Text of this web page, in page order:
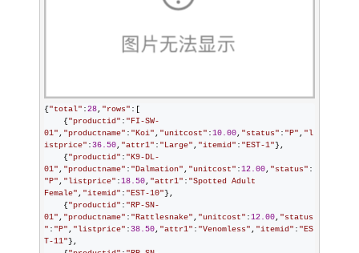
{"total" :28, "rows" :[
    {
"productid" : "FI-SW-
01", "productname" : "Koi", "unitcost" :10.00, "status" : "P", "l
istprice" :36.50, "attr1" : "Large", "itemid" : "EST-1"},
    {
"productid" : "K9-DL-
01", "productname" : "Dalmation", "unitcost" :12.00, "status" :
"P", "listprice" :18.50, "attr1" : "Spotted Adult
Female", "itemid" : "EST-10"},
    {
"productid" : "RP-SN-
01", "productname" : "Rattlesnake", "unitcost" :12.00, "status
" : "P", "listprice" :38.50, "attr1" : "Venomless", "itemid" : "ES
T-11"},